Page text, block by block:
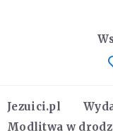
Jezuici.pl
Modlitwa w